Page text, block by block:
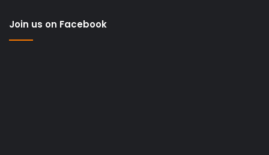
Join us on Facebook